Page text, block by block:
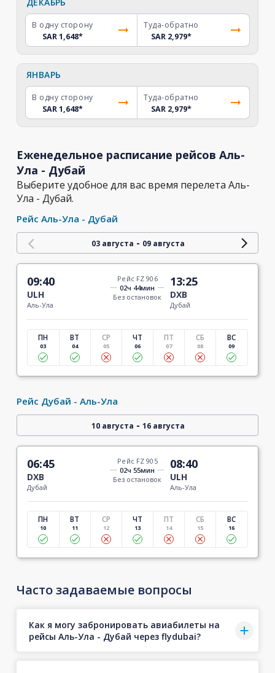
В одну сторону
SAR 1,648*
Туда-обратно
SAR 2,979*
ЯНВАРЬ
В одну сторону
SAR 1,648*
Туда-обратно
SAR 2,979*
Еженедельное расписание рейсов Аль-
Ула - Дубай
Выберите удобное для вас время перелета Аль-
Ула - Дубай.
Рейс Аль-Ула - Дубай
03 августа - 09 августа
09:40
ULH
Аль-Ула
Рейс FZ 906
02ч 44мин
Без остановок
13:25
DXB
Дубай
ПН
03
ВТ
04
СР
05
ЧТ
06
ПТ
07
СБ
08
ВС
09
Рейс Дубай - Аль-Ула
10 августа - 16 августа
06:45
DXB
Дубай
Рейс FZ 905
02ч 55мин
Без остановок
08:40
ULH
Аль-Ула
ПН
10
ВТ
11
СР
12
ЧТ
13
ПТ
14
СБ
15
ВС
16
Часто задаваемые вопросы
Как я могу забронировать авиабилеты на
рейсы Аль-Ула - Дубай через flydubai?